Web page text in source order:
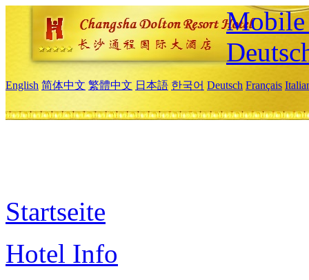
Mobile
English 简体中文 繁體中文 日本語 한국어 Deutsch Français
Startseite
Hotel Info